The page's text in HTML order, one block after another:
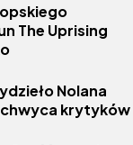
The Uprising
Nolana
krytyków